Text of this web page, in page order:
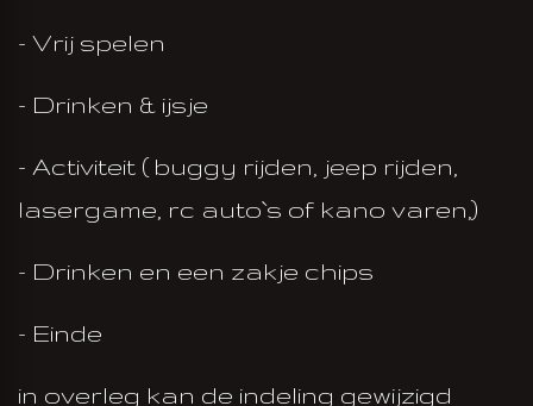
- Vrij spelen
- Drinken & ijsje
- Activiteit ( buggy rijden, jeep rijden,
lasergame, rc auto`s of kano varen,)
- Drinken en een zakje chips
- Einde
in overleg kan de indeling gewijzigd